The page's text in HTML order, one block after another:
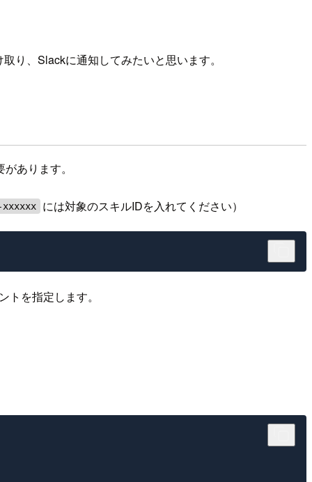
り、Slackに通知してみたいと思います。
あります。
には対象のスキルIDを入れてください）
トを指定します。